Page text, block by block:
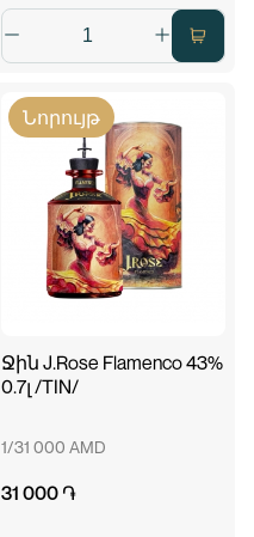
Նորույթ
Ջին J.Rose Flamenco 43%
0.7լ /TIN/
1/31 000 AMD
31 000 ֏